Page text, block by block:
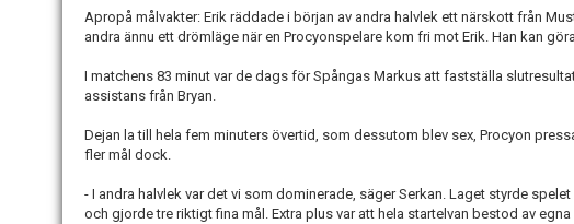
Apropå målvakter: Erik räddade i början av andra halvlek ett närskott från
andra ännu ett drömläge när en Procyonspelare kom fri mot Erik. Han kan
I matchens 83 minut var de dags för Spångas Markus att fastställa
assistans från Bryan.
Dejan la till hela fem minuters övertid, som dessutom blev sex, Procyon
fler mål dock.
- I andra halvlek var det vi som dominerade, säger Serkan. Laget styrde
och gjorde tre riktigt fina mål. Extra plus var att hela startelvan bestod av